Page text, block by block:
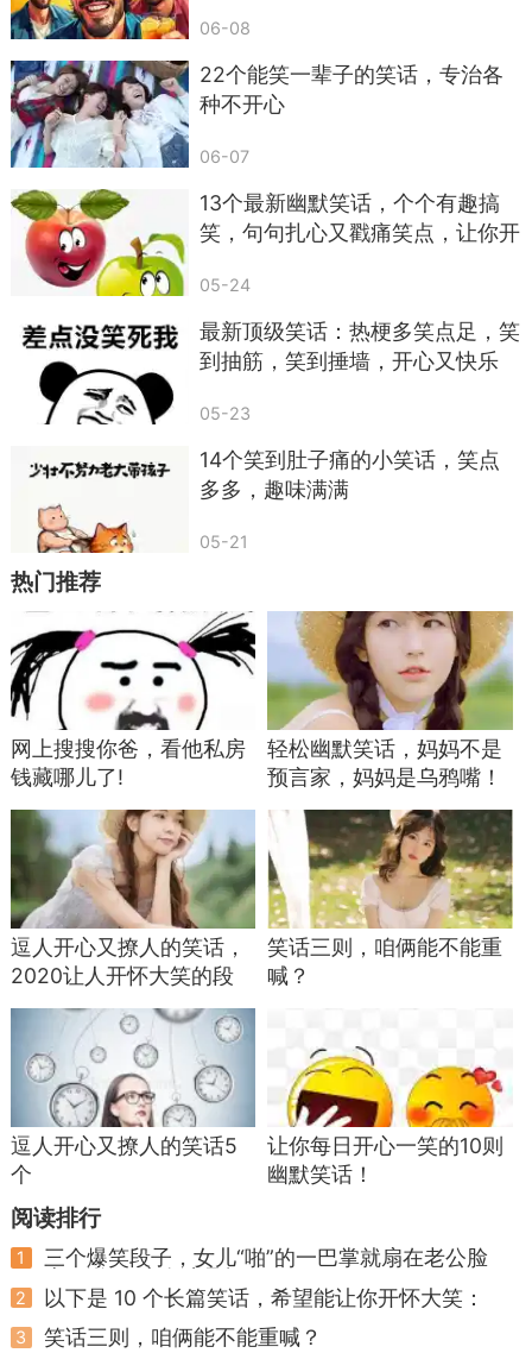
06-08
22个能笑一辈子的笑话，专治各
种不开心
06-07
13个最新幽默笑话，个个有趣搞
笑，句句扎心又戳痛笑点，让你开
05-24
最新顶级笑话：热梗多笑点足，笑
到抽筋，笑到捶墙，开心又快乐
05-23
14个笑到肚子痛的小笑话，笑点
多多，趣味满满
05-21
热门推荐
网上搜搜你爸，看他私房
钱藏哪儿了!
轻松幽默笑话，妈妈不是
预言家，妈妈是乌鸦嘴！
逗人开心又撩人的笑话，
2020让人开怀大笑的段
子，每日轻松一刻笑话 ...
笑话三则，咱俩能不能重
喊？
逗人开心又撩人的笑话5
个
让你每日开心一笑的10则
幽默笑话！
阅读排行
1
三个爆笑段子，女儿“啪”的一巴掌就扇在老公脸
2 以下是 10 个长篇笑话，希望能让你开怀大笑：
3 笑话三则，咱俩能不能重喊？